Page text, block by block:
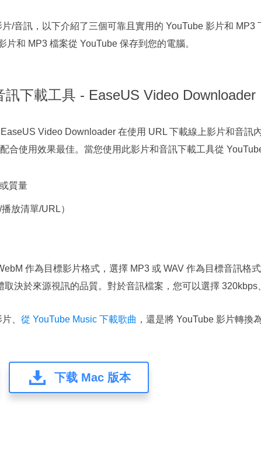
/音訊，以下介紹了三個可靠且實用的 YouTube 影片和 MP3
和 MP3 檔案從 YouTube 保存到您的電腦。
下載工具 - EaseUS Video Downloader
EaseUS Video Downloader 在使用 URL 下載線上影片和音訊
合使用效果最佳。當您使用此影片和音訊下載工具從
質量
放清單/URL）
作為目標影片格式，選擇 MP3 或 WAV 作為目標音訊格
決於來源視訊的品質。對於音訊檔案，您可以選擇 320kbps
、 從 YouTube Music 下載歌曲 ，還是將 YouTube 影片轉換
下载 Mac 版本